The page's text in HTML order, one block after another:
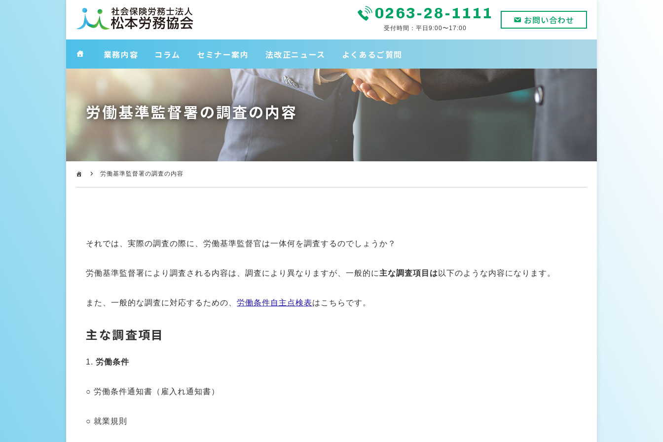
0263-28-1111
受付時間：平日9:00〜17:00
お問い合わせ
業務内容 コラム セミナー案内 法改正ニュース よくあるご質問
労働基準監督署の調査の内容
労働基準監督署の調査の内容
それでは、実際の調査の際に、労働基準監督官は一体何を調査するのでしょうか？
労働基準監督署により調査される内容は、調査により異なりますが、一般的に 主な調査項目は 以下のような内容になります。
また、一般的な調査に対応するための、労働条件自主点検表はこちらです。
主な調査項目
1.労働条件
○ 労働条件通知書（雇入れ通知書）
○ 就業規則